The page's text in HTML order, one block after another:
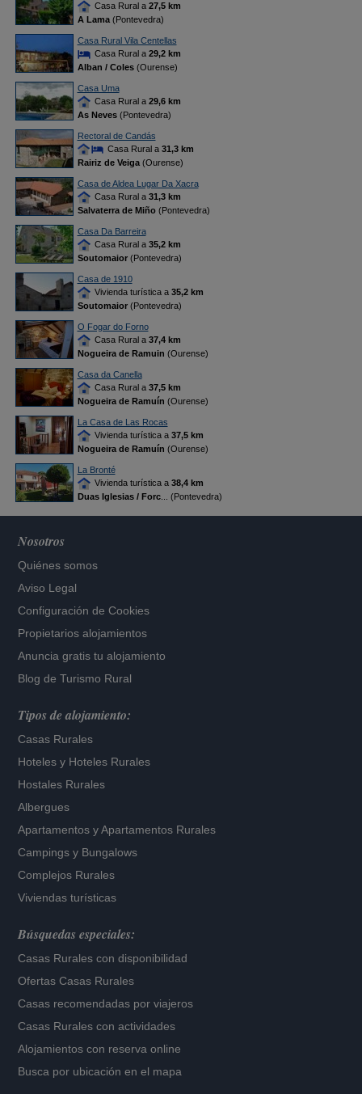
Casa Rural a 27,5 km
A Lama(Pontevedra)
Casa Rural Vila Centellas
Casa Rural a 29,2 km
Alban / Coles(Ourense)
Casa Uma
Casa Rural a 29,6 km
As Neves(Pontevedra)
Rectoral de Candás
Casa Rural a 31,3 km
Rairiz de Veiga(Ourense)
Casa de Aldea Lugar Da Xacra
Casa Rural a 31,3 km
Salvaterra de Miño(Pontevedra)
Casa Da Barreira
Casa Rural a 35,2 km
Soutomaior(Pontevedra)
Casa de 1910
Vivienda turística a 35,2 km
Soutomaior(Pontevedra)
O Fogar do Forno
Casa Rural a 37,4 km
Nogueira de Ramuin (Ourense)
Casa da Canella
Casa Rural a 37,5 km
Nogueira de Ramuín (Ourense)
La Casa de Las Rocas
Vivienda turística a 37,5 km
Nogueira de Ramuín (Ourense)
La Bronté
Vivienda turística a 38,4 km
Duas Iglesias / Forc... (Pontevedra)
Nosotros
Quiénes somos
Aviso Legal
Configuración de Cookies
Propietarios alojamientos
Anuncia gratis tu alojamiento
Blog de Turismo Rural
Tipos de alojamiento:
Casas Rurales
Hoteles y Hoteles Rurales
Hostales Rurales
Albergues
Apartamentos yApartamentos Rurales
Campings y Bungalows
Complejos Rurales
Viviendas turísticas
Búsquedas especiales:
Casas Rurales con disponibilidad
Ofertas Casas Rurales
Casas recomendadas por viajeros
Casas Rurales con actividades
Alojamientos con reserva online
Busca por ubicación en el mapa